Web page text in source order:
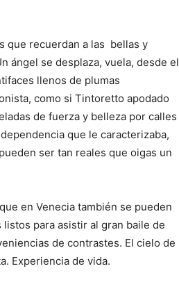
que recuerdan a las bellas y
ángel se desplaza, vuela, desde el
llenos de plumas
como si Tintoretto apodado
de fuerza y belleza por calles
que le caracterizaba,
ser tan reales que oigas un
en Venecia también se pueden
listos para asistir al gran baile de
de contrastes. El cielo de
Experiencia de vida.